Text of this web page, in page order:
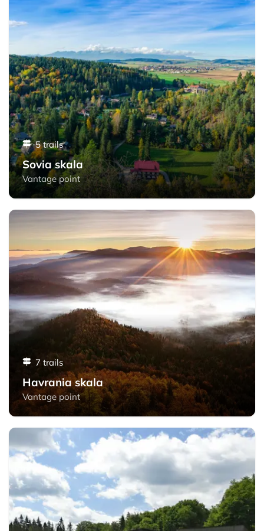
5 trails
Sovia skala
Vantage point
Havrania skala - Slovak Paradise
7 trails
Havrania skala
Vantage point
Geravy - Slovak Paradise